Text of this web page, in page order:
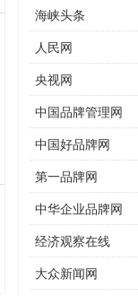
海峡头条
人民网
央视网
中国品牌管理网
中国好品牌网
第一品牌网
中华企业品牌网
经济观察在线
大众新闻网